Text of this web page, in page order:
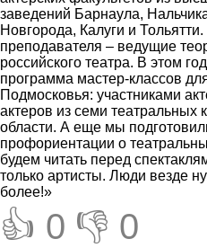
заведений Барнаула,
Новгорода, Калуги и
преподавателя – ведущие
российского театра. В этом
программа мастер-классов
Подмосковья: участниками
актеров из семи театральных
области. А еще мы
профориентации о
будем читать перед
только артисты. Люди везде
более!»
👍 0 👎 0